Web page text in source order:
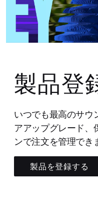
製品登
いつでも最高のサウ
アアップグレード、
ンで注文を管理でき
製品を登録する